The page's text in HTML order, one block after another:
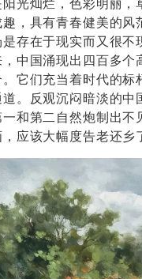
光灿烂，色彩明丽，
，具有青春健美的风
存在于现实而又很不
中国涌现出四百多个
它们充当着时代的标
。反观沉闷暗淡的中
和第二自然炮制出不
应该大幅度告老还乡